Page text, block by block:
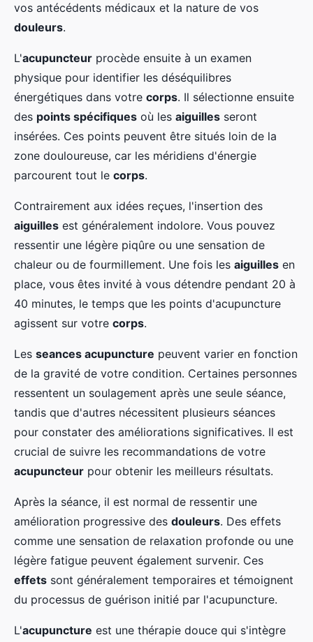
vos antécédents médicaux et la nature de vos
douleurs.
L'acupuncteur procède ensuite à un examen
physique pour identifier les déséquilibres
énergétiques dans votre corps. Il sélectionne ensuite
des points spécifiques où les aiguilles seront
insérées. Ces points peuvent être situés loin de la
zone douloureuse, car les méridiens d'énergie
parcourent tout le corps.
Contrairement aux idées reçues, l'insertion des
aiguilles est généralement indolore. Vous pouvez
ressentir une légère piqûre ou une sensation de
chaleur ou de fourmillement. Une fois les aiguilles en
place, vous êtes invité à vous détendre pendant 20 à
40 minutes, le temps que les points d'acupuncture
agissent sur votre corps.
Les seances acupuncture peuvent varier en fonction
de la gravité de votre condition. Certaines personnes
ressentent un soulagement après une seule séance,
tandis que d'autres nécessitent plusieurs séances
pour constater des améliorations significatives. Il est
crucial de suivre les recommandations de votre
acupuncteur pour obtenir les meilleurs résultats.
Après la séance, il est normal de ressentir une
amélioration progressive des douleurs. Des effets
comme une sensation de relaxation profonde ou une
légère fatigue peuvent également survenir. Ces
effets sont généralement temporaires et témoignent
du processus de guérison initié par l'acupuncture.
L'acupuncture est une thérapie douce qui s'intègre